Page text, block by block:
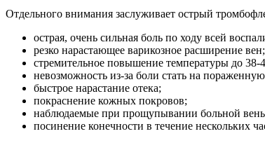
Отдельного внимания заслуживает острый
острая, очень сильная боль по ходу всей
резко нарастающее варикозное расширение вен;
стремительное повышение температуры до 38-
невозможность из-за боли стать на
быстрое нарастание отека;
покраснение кожных покровов;
наблюдаемые при прощупывании больной вены
посинение конечности в течение нескольких